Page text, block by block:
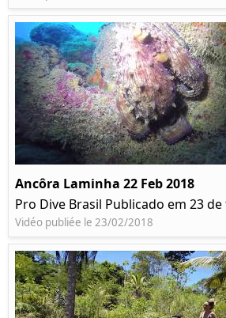
Ancôra Laminha 22 Feb 2018
Pro Dive Brasil Publicado em 23 de
Vidéo publiée le 23/02/2018